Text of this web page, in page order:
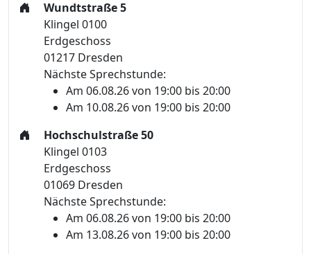
Wundtstraße 5
Klingel 0100
Erdgeschoss
01217 Dresden
Nächste Sprechstunde:
Am 06.08.26 von 19:00 bis 20:00
Am 10.08.26 von 19:00 bis 20:00
Hochschulstraße 50
Klingel 0103
Erdgeschoss
01069 Dresden
Nächste Sprechstunde:
Am 06.08.26 von 19:00 bis 20:00
Am 13.08.26 von 19:00 bis 20:00